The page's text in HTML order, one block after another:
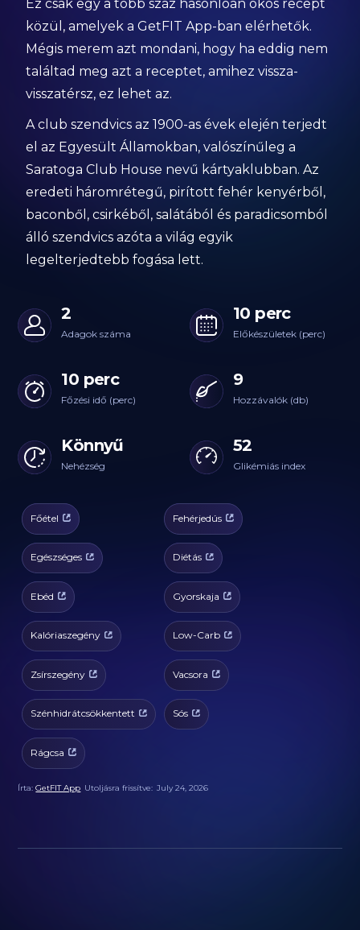
Ez csak egy a több száz hasonlóan okos recept
közül, amelyek a GetFIT App-ban elérhetők.
Mégis merem azt mondani, hogy ha eddig nem
találtad meg azt a receptet, amihez vissza-
visszatérsz, ez lehet az.
A club szendvics az 1900-as évek elején terjedt
el az Egyesült Államokban, valószínűleg a
Saratoga Club House nevű kártyaklubban. Az
eredeti háromrétegű, pirított fehér kenyérből,
baconből, csirkéből, salátából és paradicsomból
álló szendvics azóta a világ egyik
legelterjedtebb fogása lett.
2
Adagok száma
10 perc
Előkészületek (perc)
10 perc
Főzési idő (perc)
9
Hozzávalók (db)
Könnyű
Nehézség
52
Glikémiás index
Főétel Fehérjedús
Egészséges Diétás
Ebéd Gyorskaja
Kalóriaszegény Low-Carb
Zsírszegény Vacsora
Szénhidrátcsökkentett Sós
Rágcsa
Írta:GetFIT App Utoljásra frissítve: July 24, 2026